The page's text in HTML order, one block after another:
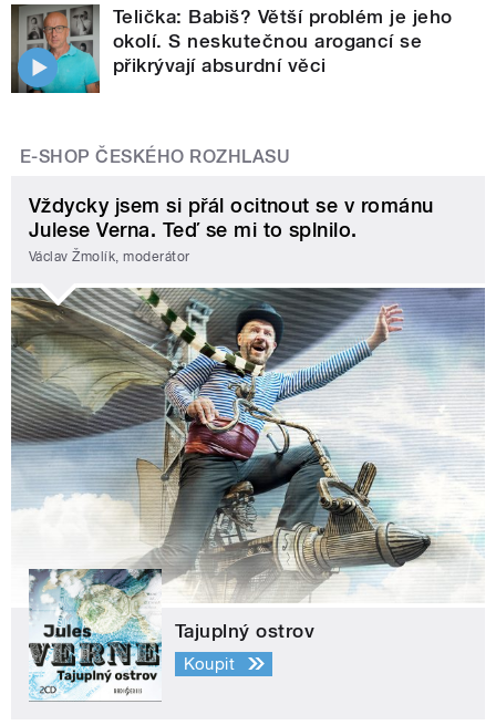
Telička: Babiš? Větší problém je jeho
okolí. S neskutečnou arogancí se
přikrývají absurdní věci
E-SHOP ČESKÉHO ROZHLASU
Vždycky jsem si přál ocitnout se v románu
Julese Verna. Teď se mi to splnilo.
Václav Žmolík, moderátor
Tajuplný ostrov
Koupit